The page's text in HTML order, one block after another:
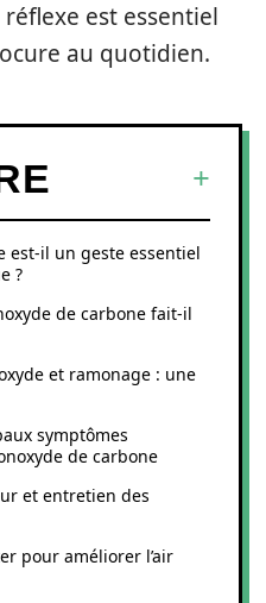
est essentiel
au quotidien.
est-il un geste essentiel
?
de carbone fait-il
et ramonage : une
symptômes
de carbone
et entretien des
pour améliorer l’air